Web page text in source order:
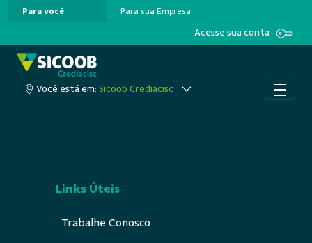
Pular para o Conteúdo principal
Para você Para sua Empresa
Acesse sua conta
Você está em: Sicoob Crediacisc
Links Úteis
Trabalhe Conosco